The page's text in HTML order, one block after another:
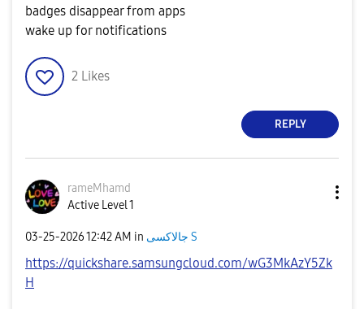
badges disappear from apps
wake up for notifications
2 Likes
REPLY
rameMhamd
Active Level 1
‎03-25-202612:42 AM in جالاكسى S
https://quickshare.samsungcloud.com/wG3MkAzY5Zk
H